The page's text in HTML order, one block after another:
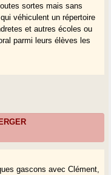
sortes mais sans
véhiculent un répertoire
et autres écoles ou
parmi leurs élèves les
gascons avec Clément,